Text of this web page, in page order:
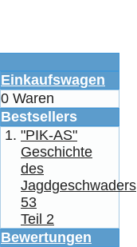
Einkaufswagen
0 Waren
Bestsellers
"PIK-AS"
Geschichte
des
Jagdgeschwaders
53
Teil 2
Bewertungen